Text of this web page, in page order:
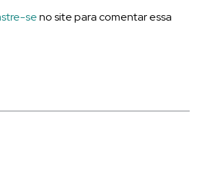
seno site para comentar essa